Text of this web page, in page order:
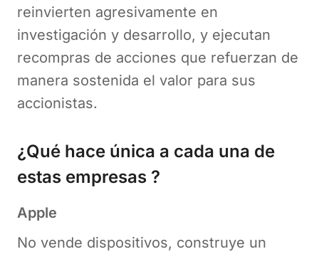
reinvierten agresivamente en
investigación y desarrollo, y ejecutan
recompras de acciones que refuerzan de
manera sostenida el valor para sus
accionistas.
¿Qué hace única a cada una de
estas empresas ?
Apple
No vende dispositivos, construye un